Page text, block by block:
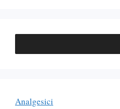
Analgesici